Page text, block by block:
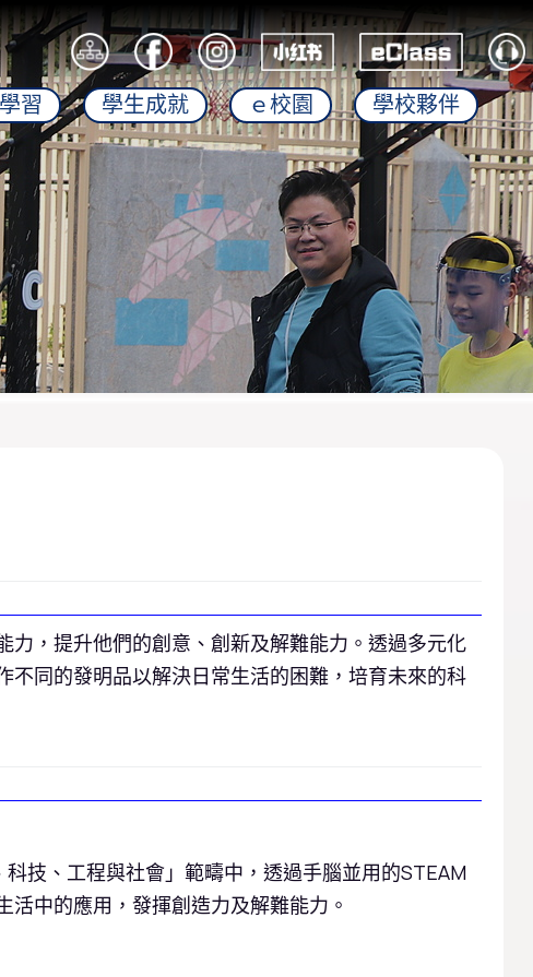
習 學生成就 ｅ校園 學校夥伴
，提升他們的創意、創新及解難能力。透過多元化
不同的發明品以解決日常生活的困難，培育未來的科
技、工程與社會」範疇中，透過手腦並用的STEAM
中的應用，發揮創造力及解難能力。